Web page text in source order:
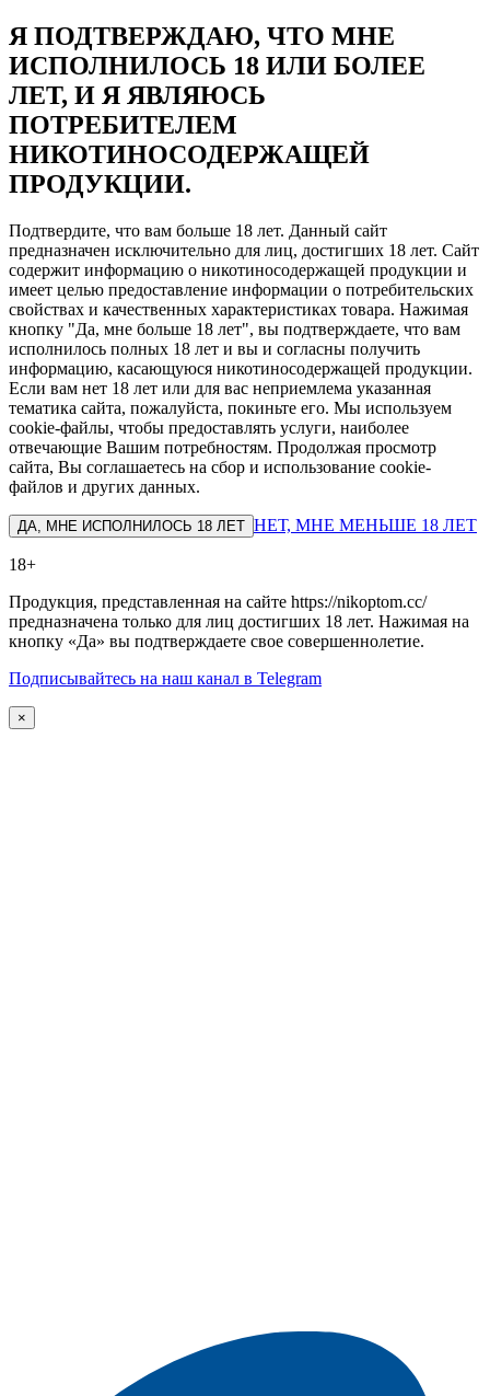
Я ПОДТВЕРЖДАЮ, ЧТО МНЕ
ИСПОЛНИЛОСЬ 18 ИЛИ БОЛЕЕ
ЛЕТ, И Я ЯВЛЯЮСЬ
ПОТРЕБИТЕЛЕМ
НИКОТИНОСОДЕРЖАЩЕЙ
ПРОДУКЦИИ.
Подтвердите, что вам больше 18 лет. Данный сайт
предназначен исключительно для лиц, достигших 18 лет. Сайт
содержит информацию о никотиносодержащей продукции и
имеет целью предоставление информации о потребительских
свойствах и качественных характеристиках товара. Нажимая
кнопку "Да, мне больше 18 лет", вы подтверждаете, что вам
исполнилось полных 18 лет и вы и согласны получить
информацию, касающуюся никотиносодержащей продукции.
Если вам нет 18 лет или для вас неприемлема указанная
тематика сайта, пожалуйста, покиньте его. Мы используем
cookie-файлы, чтобы предоставлять услуги, наиболее
отвечающие Вашим потребностям. Продолжая просмотр
сайта, Вы соглашаетесь на сбор и использование cookie-
файлов и других данных.
ДА, МНЕ ИСПОЛНИЛОСЬ 18 ЛЕТ НЕТ, МНЕ МЕНЬШЕ 18 ЛЕТ
18+
Продукция, представленная на сайте https://nikoptom.cc/
предназначена только для лиц достигших 18 лет. Нажимая на
кнопку «Да» вы подтверждаете свое совершеннолетие.
Подписывайтесь на наш канал в Telegram
×